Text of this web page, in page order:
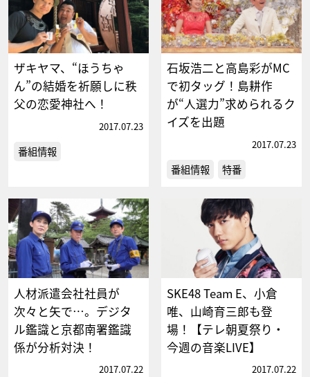
ザキヤマ、“ほうちゃ
ん”の結婚を祈願しに秩
父の恋愛神社へ！
2017.07.23
番組情報
石坂浩二と高島彩がMC
で初タッグ！島耕作
が“人選力”求められるク
イズを出題
2017.07.23
番組情報 特番
人材派遣会社社員が
次々と矢で…。デジタ
ル鑑識と京都南署鑑識
係が分析対決！
2017.07.22
SKE48 Team E、小倉
唯、山崎育三郎も登
場！【テレ朝夏祭り・
今週の音楽LIVE】
2017.07.22